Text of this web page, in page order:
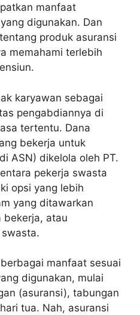
manfaat
digunakan. Dan
produk asuransi
memahami terlebih
karyawan sebagai
pengabdiannya di
tertentu. Dana
bekerja untuk
ASN) dikelola oleh PT.
pekerja swasta
opsi yang lebih
yang ditawarkan
bekerja, atau
manfaat sesuai
digunakan, mulai
(asuransi), tabungan
tua. Nah, asuransi